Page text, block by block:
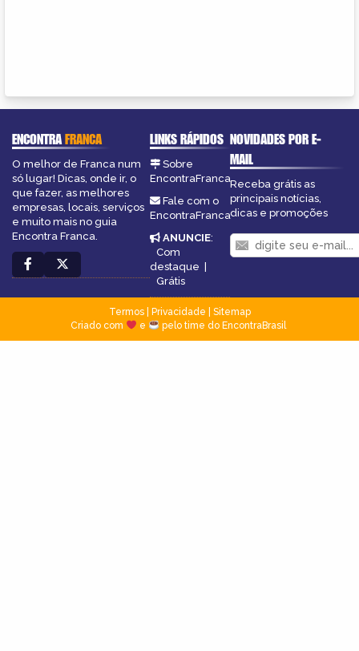
ENCONTRAFRANCA
O melhor de Franca num
só lugar! Dicas, onde ir, o
que fazer, as melhores
empresas, locais, serviços
e muito mais no guia
Encontra Franca.
LINKS RÁPIDOS
Sobre
EncontraFranca
Fale com o
EncontraFranca
ANUNCIE:
Com
destaque
Grátis
NOVIDADES POR E-
MAIL
Receba grátis as
principais notícias,
dicas e promoções
Termos| Privacidade
Sitemap
Criado com
e pelo time do EncontraBrasil